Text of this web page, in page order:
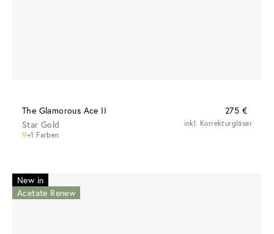
The Glamorous Ace II
275 €
Star Gold
+1 Farben
inkl. Korrekturgläser
New in
Acetate Renew